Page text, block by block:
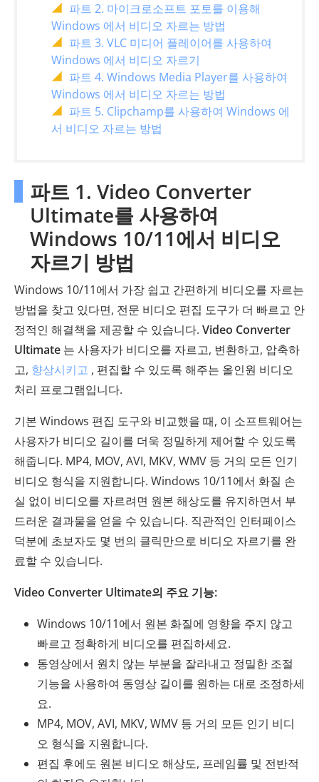
파트 2. 마이크로소프트 포토를 이용해
Windows 에서 비디오 자르는 방법
파트 3. VLC 미디어 플레이어를 사용하여
Windows 에서 비디오 자르기
파트 4. Windows Media Player를 사용하여
Windows 에서 비디오 자르는 방법
파트 5. Clipchamp를 사용하여 Windows 에
서 비디오 자르는 방법
파트 1. Video Converter
Ultimate를 사용하여
Windows 10/11에서 비디오
자르기 방법
Windows 10/11에서 가장 쉽고 간편하게 비디오를 자르는
방법을 찾고 있다면, 전문 비디오 편집 도구가 더 빠르고 안
정적인 해결책을 제공할 수 있습니다. Video Converter
Ultimate 는 사용자가 비디오를 자르고, 변환하고, 압축하
고, 향상시키고 , 편집할 수 있도록 해주는 올인원 비디오
처리 프로그램입니다.
기본 Windows 편집 도구와 비교했을 때, 이 소프트웨어는
사용자가 비디오 길이를 더욱 정밀하게 제어할 수 있도록
해줍니다. MP4, MOV, AVI, MKV, WMV 등 거의 모든 인기
비디오 형식을 지원합니다. Windows 10/11에서 화질 손
실 없이 비디오를 자르려면 원본 해상도를 유지하면서 부
드러운 결과물을 얻을 수 있습니다. 직관적인 인터페이스
덕분에 초보자도 몇 번의 클릭만으로 비디오 자르기를 완
료할 수 있습니다.
Video Converter Ultimate의 주요 기능:
Windows 10/11에서 원본 화질에 영향을 주지 않고
빠르고 정확하게 비디오를 편집하세요.
동영상에서 원치 않는 부분을 잘라내고 정밀한 조절
기능을 사용하여 동영상 길이를 원하는 대로 조정하세
요.
MP4, MOV, AVI, MKV, WMV 등 거의 모든 인기 비디
오 형식을 지원합니다.
편집 후에도 원본 비디오 해상도, 프레임률 및 전반적